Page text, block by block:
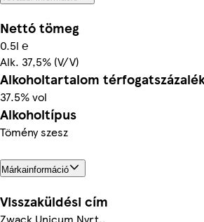
Nettó tömeg
0.5l ℮
Alk. 37,5% (V/V)
Alkoholtartalom
37.5% vol
Alkoholtípus
Tömény szesz
Márkainformáció
Visszaküldési cím